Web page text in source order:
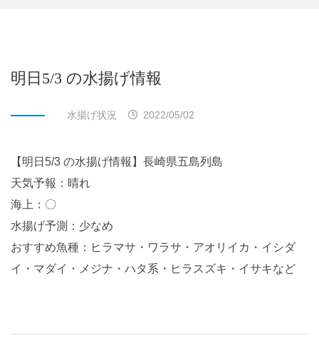
明日5/3 の水揚げ情報
水揚げ状況 2022/05/02
【明日5/3 の水揚げ情報】長崎県五島列島
天気予報：晴れ
海上：〇
水揚げ予測：少なめ
おすすめ魚種：ヒラマサ・ワラサ・アオリイカ・イシダ
イ・マダイ・メジナ・ハタ系・ヒラスズキ・イサキなど